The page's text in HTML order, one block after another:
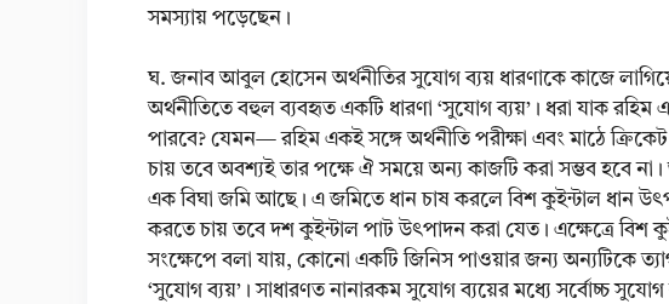
সমস্যায় পড়েছেন।
ঘ. জনাব আবুল হোসেন অর্থনীতির সুযোগ ব্যয় ধারণাকে কাজে
অর্থনীতিতে বহুল ব্যবহৃত একটি ধারণা ‘সুযোগ ব্যয়’। ধরা যাক রহিম
পারবে? যেমন— রহিম একই সঙ্গে অর্থনীতি পরীক্ষা এবং মাঠে
চায় তবে অবশ্যই তার পক্ষে ঐ সময়ে অন্য কাজটি করা সম্ভব হবে
এক বিঘা জমি আছে। এ জমিতে ধান চাষ করলে বিশ কুইন্টাল ধান
করতে চায় তবে দশ কুইন্টাল পাট উৎপাদন করা যেত। এক্ষেত্রে বিশ
সংক্ষেপে বলা যায়, কোনো একটি জিনিস পাওয়ার জন্য অন্যটিকে
‘সুযোগ ব্যয়’। সাধারণত নানারকম সুযোগ ব্যয়ের মধ্যে সর্বোচ্চ